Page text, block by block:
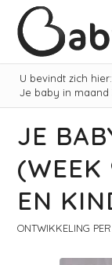
U bevindt zich hier:
Je baby in maand
JE
EN
ONTWIKKELING